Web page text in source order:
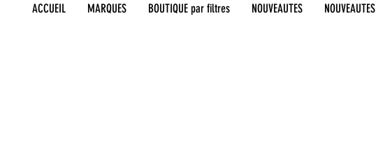
ACCUEIL MARQUES BOUTIQUE par filtres NOUVEAUTES NOUVEAUTES